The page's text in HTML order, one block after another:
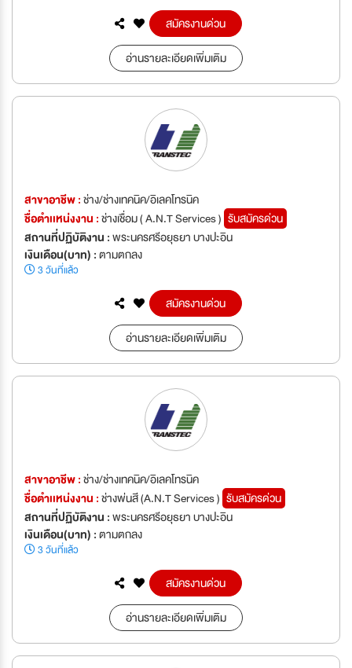
สมัครงานด่วน
อ่านรายละเอียดเพิ่มเติม
สาขาอาชีพ :ช่าง/ช่างเทคนิค/อิเลคโทรนิค
ชื่อตำเเหน่งงาน :ช่างเชื่อม ( A.N.T Services ) รับสมัครด่วน
สถานที่ปฏิบัติงาน :พระนครศรีอยุธยา บางปะอิน
เงินเดือน(บาท) :ตามตกลง
3 วันที่แล้ว
สมัครงานด่วน
อ่านรายละเอียดเพิ่มเติม
สาขาอาชีพ :ช่าง/ช่างเทคนิค/อิเลคโทรนิค
ชื่อตำเเหน่งงาน :ช่างพ่นสี (A.N.T Services ) รับสมัครด่วน
สถานที่ปฏิบัติงาน :พระนครศรีอยุธยา บางปะอิน
เงินเดือน(บาท) :ตามตกลง
3 วันที่แล้ว
สมัครงานด่วน
อ่านรายละเอียดเพิ่มเติม